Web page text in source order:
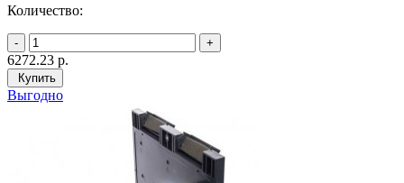
Количество:
6272.23 р.
Купить
Выгодно